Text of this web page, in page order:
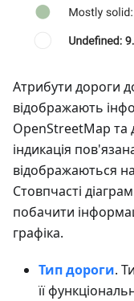
Атрибути дороги
відображають
OpenStreetMap та
індикація
відображаються
Стовпчасті
побачити
графіка.
Тип дороги.
її